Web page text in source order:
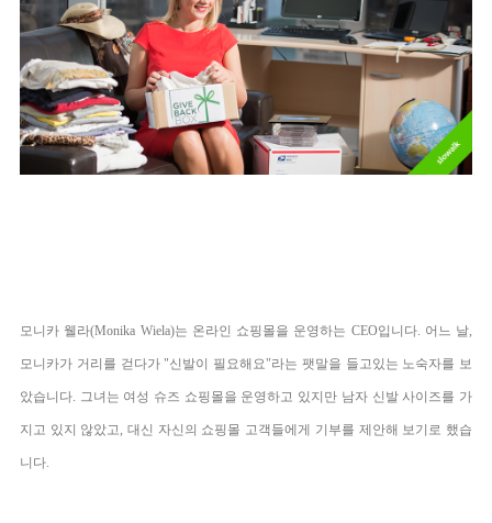
모니카 웰라(Monika Wiela)는 온라인 쇼핑몰을 운영하는 CEO입니다. 어느 날,
모니카가 거리를 걷다가 "신발이 필요해요"라는 팻말을 들고있는 노숙자를 보
았습니다. 그녀는 여성 슈즈 쇼핑몰을 운영하고 있지만 남자 신발 사이즈를 가
지고 있지 않았고, 대신 자신의 쇼핑몰 고객들에게 기부를 제안해 보기로 했습
니다.